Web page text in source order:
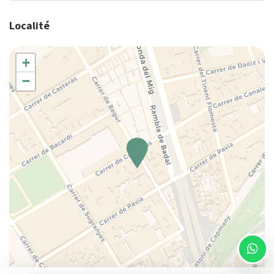
Lit double
Lit simple
Notions de cuisine de base
Salle à manger
Salle de bain privée
Salon
Salon
Salon privé
Sèche-cheveux
Serviettes de toilette
Shampooing
Table et chaises
Localité
+
−